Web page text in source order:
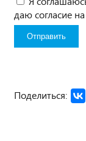
даю согласие
Поделиться: